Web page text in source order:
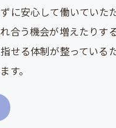
に安心して働いていた
合う機会が増えたりす
せる体制が整っている
す。